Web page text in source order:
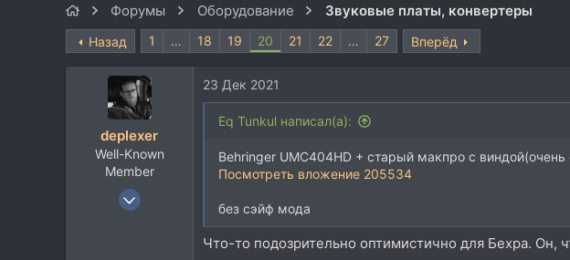
р
т
а
а
Форумы Оборудование Звуковые платы, конвертеры
Назад 1 … 18 19 20 21 22 … 27 Вперёд
deplexer
Well-Known
Member
9 Янв 2012
23 Дек 2021
Eq Tunkul написал(а):
Behringer UMC404HD + старый макпро с виндой(очень
Посмотреть вложение 205534
без сэйф мода
Что-то подозрительно оптимистично для Бехра. Он,